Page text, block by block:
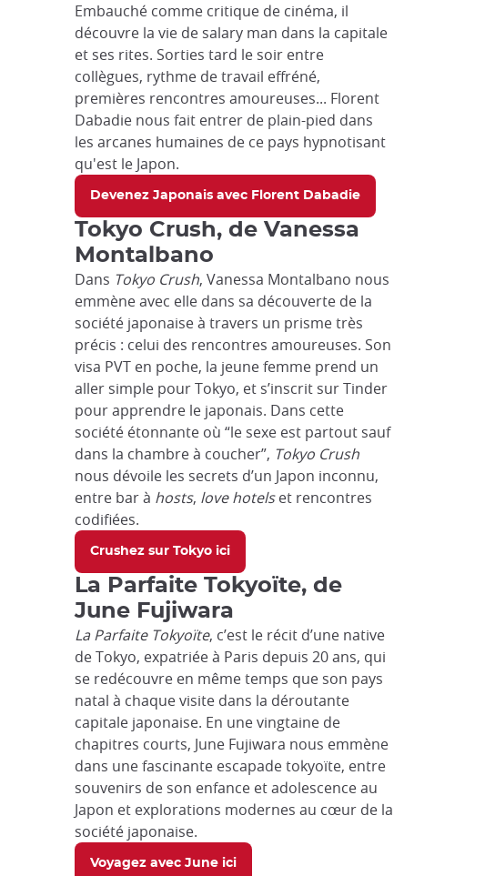
Embauché comme critique de cinéma, il
découvre la vie de salary man dans la capitale
et ses rites. Sorties tard le soir entre
collègues, rythme de travail effréné,
premières rencontres amoureuses... Florent
Dabadie nous fait entrer de plain-pied dans
les arcanes humaines de ce pays hypnotisant
qu'est le Japon.
Devenez Japonais avec Florent Dabadie
Tokyo Crush, de Vanessa
Montalbano
Dans Tokyo Crush, Vanessa Montalbano nous
emmène avec elle dans sa découverte de la
société japonaise à travers un prisme très
précis : celui des rencontres amoureuses. Son
visa PVT en poche, la jeune femme prend un
aller simple pour Tokyo, et s’inscrit sur Tinder
pour apprendre le japonais. Dans cette
société étonnante où “le sexe est partout sauf
dans la chambre à coucher”, Tokyo Crush
nous dévoile les secrets d’un Japon inconnu,
entre bar à hosts, love hotelset rencontres
codifiées.
Crushez sur Tokyo ici
La Parfaite Tokyoïte, de
June Fujiwara
La Parfaite Tokyoïte, c’est le récit d’une native
de Tokyo, expatriée à Paris depuis 20 ans, qui
se redécouvre en même temps que son pays
natal à chaque visite dans la déroutante
capitale japonaise. En une vingtaine de
chapitres courts, June Fujiwara nous emmène
dans une fascinante escapade tokyoïte, entre
souvenirs de son enfance et adolescence au
Japon et explorations modernes au cœur de la
société japonaise.
Voyagez avec June ici